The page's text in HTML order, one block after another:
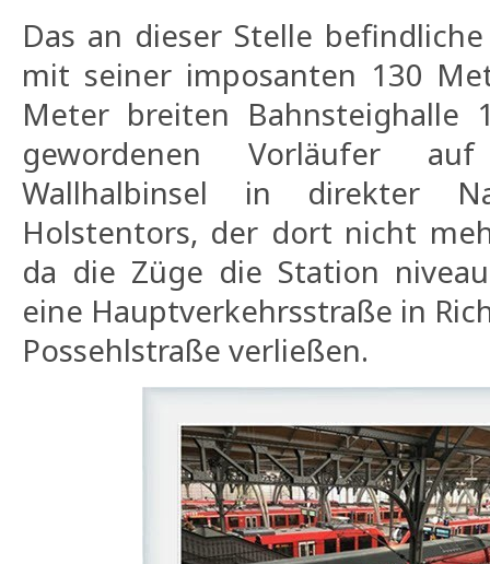
Das an dieser Stelle
mit seiner imposanten 130
Meter breiten Bahnsteighalle
gewordenen Vorläufer
Wallhalbinsel in direkter
Holstentors, der dort nicht
da die Züge die Station
eine Hauptverkehrsstraße in
Possehlstraße verließen.